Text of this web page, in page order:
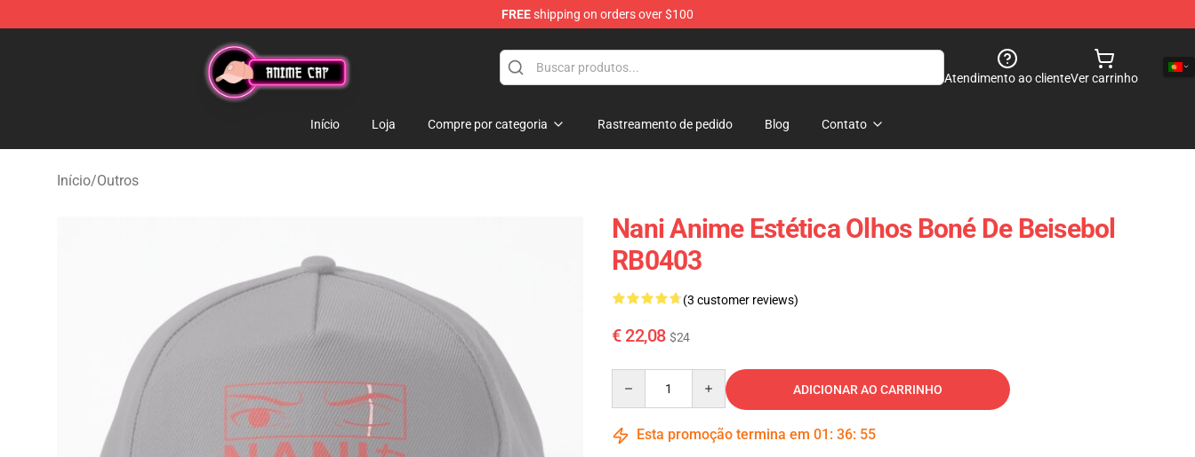
FREEshipping on orders over $100
Anime Cap Shop - The Best Store of Anime Cap
Atendimento ao clienteVer carrinho
Início Loja Compre por categoria Rastreamento de pedido Blog Contato
Início/Outros
Nani Anime Estética Olhos Boné De Beisebol
RB0403
(3 customer reviews)
€ 22,08 $24
ADICIONAR AO CARRINHO
Esta promoção termina em 01 : 36: 54